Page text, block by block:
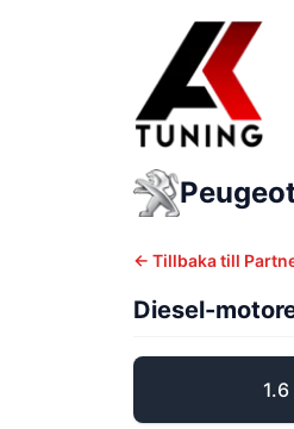
← Tillbaka till
Diesel-